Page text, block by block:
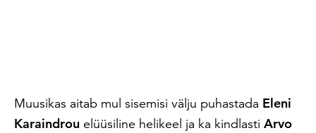
Muusikas aitab mul sisemisi välju puhastada Eleni
Karaindrou elüüsiline helikeel ja ka kindlasti Arvo